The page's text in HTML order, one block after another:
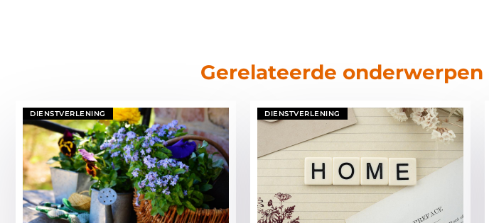
Gerelateerde onderwerpen
DIENSTVERLENING DIENSTVERLENING